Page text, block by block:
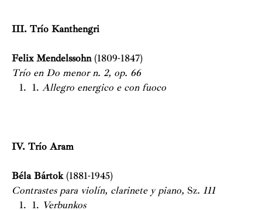
III. Trío Kanthengri
Felix Mendelssohn (1809-1847)
Trío en Do menor n. 2, op. 66
1. Allegro energico e con fuoco
IV. Trío Aram
Béla Bártok (1881-1945)
Contrastes para violín, clarinete y piano, Sz. 111
1. Verbunkos